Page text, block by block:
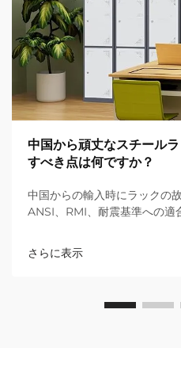
中国から頑丈なスチール
すべき点は何ですか？
中国からの輸入時にラックの
ANSI、RMI、耐震基準への適
庫を保護しましょう。
さらに表示